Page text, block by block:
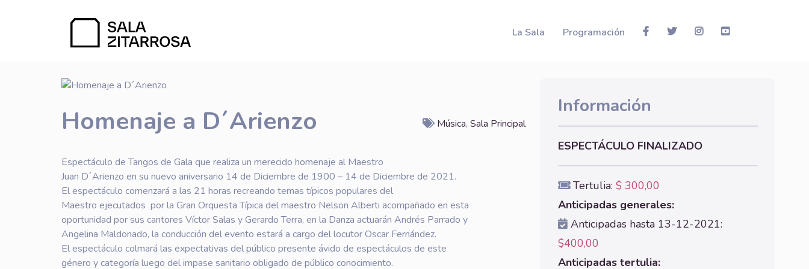
La Sala Programación
Homenaje a D´Arienzo Música, Sala Principal
Espectáculo de Tangos de Gala que realiza un merecido homenaje al Maestro
Juan D´Arienzo en su nuevo aniversario 14 de Diciembre de 1900 – 14 de Diciembre de 2021.
El espectáculo comenzará a las 21 horas recreando temas típicos populares del
Maestro ejecutados por la Gran Orquesta Típica del maestro Nelson Alberti acompañado en esta
oportunidad por sus cantores Víctor Salas y Gerardo Terra, en la Danza actuarán Andrés Parrado y
Angelina Maldonado, la conducción del evento estará a cargo del locutor Oscar Fernández.
El espectáculo colmará las expectativas del público presente ávido de espectáculos de este
género y categoría luego del impase sanitario obligado de público conocimiento.
Información
ESPECTÁCULO FINALIZADO
Tertulia: $ 300,00
Anticipadas generales:
Anticipadas hasta 13-12-2021:
$400,00
Anticipadas tertulia: